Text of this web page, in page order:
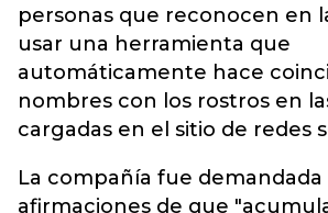
personas que reconocen en
usar una herramienta que
automáticamente hace
nombres con los rostros en
cargadas en el sitio de redes
La compañía fue demandada
afirmaciones de que